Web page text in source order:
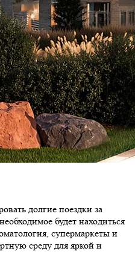
долгие поездки за
будет находиться
супермаркеты и
среду для яркой и